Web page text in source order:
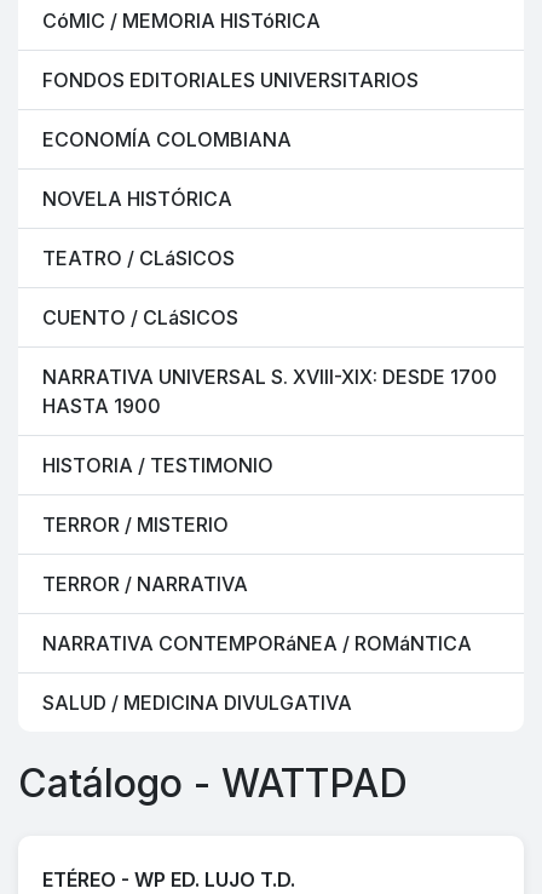
CóMIC / MEMORIA HISTóRICA
FONDOS EDITORIALES UNIVERSITARIOS
ECONOMÍA COLOMBIANA
NOVELA HISTÓRICA
TEATRO / CLáSICOS
CUENTO / CLáSICOS
NARRATIVA UNIVERSAL S. XVIII-XIX: DESDE 1700
HASTA 1900
HISTORIA / TESTIMONIO
TERROR / MISTERIO
TERROR / NARRATIVA
NARRATIVA CONTEMPORáNEA / ROMáNTICA
SALUD / MEDICINA DIVULGATIVA
Catálogo - WATTPAD
ETÉREO - WP ED. LUJO T.D.